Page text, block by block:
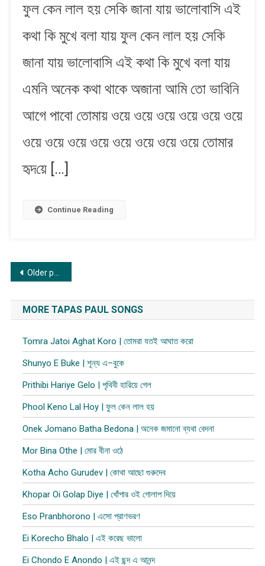
Keno
Hoy
ফুল
লাল
য়
ফুল কেন লাল হ​য় সেকি জানা যায় ভালোবাসি এই
কথা কি মুখে বলা যায় ফুল কেন লাল হ​য় সেকি
জানা যায় ভালোবাসি এই কথা কি মুখে বলা যায়
এমনি অনেক কথা থাকে অজানা আমি তো ভাবিনি
আগে পাবো তোমায় ওয়ে ওয়ে ওয়ে ওয়ে ওয়ে ওয়ে
ওয়ে ওয়ে ওয়ে ওয়ে ওয়ে ওয়ে ওয়ে ওয়ে তোমার
হৃদ​য়ে […]
Continue Reading
Posts
navigation
Older posts
MORE TAPAS PAUL SONGS
Tomra Jatoi Aghat Koro | তোমরা যতই আঘাত করো
Shunyo E Buke | শূন্য এ–বুকে
Prithibi Hariye Gelo | পৃথিবী হারিয়ে গেল
Phool Keno Lal Hoy | ফুল কেন লাল হ​য়
Onek Jomano Batha Bedona | অনেক জমানো ব্যথা বেদনা
Mor Bina Othe | মোর বীনা ওঠে
Kotha Acho Gurudev | কোথা আছো গুরুদেব
Khopar Oi Golap Diye | খোঁপার ওই গোলাপ দিয়ে
Eso Pranbhorono | এসো প্রাণভরণ
Ei Korecho Bhalo | এই করেছ ভালো
Ei Chondo E Anondo | এই ছন্দ এ আনন্দ